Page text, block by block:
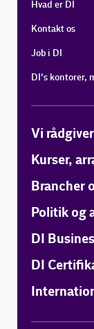
Hvad er DI
Kontakt os
Job i DI
DI's kontorer,
Vi
Kurser,
Brancher
Politik og
DI
DI